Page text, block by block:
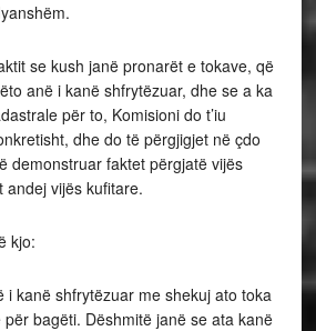
se kush janë pronarët e tokave, që
anë i kanë shfrytëzuar, dhe se a ka
për to, Komisioni do t’iu
dhe do të përgjigjet në çdo
demonstruar faktet përgjatë vijës
andej vijës kufitare.
kjo:
i kanë shfrytëzuar me shekuj ato toka
bagëti. Dëshmitë janë se ata kanë